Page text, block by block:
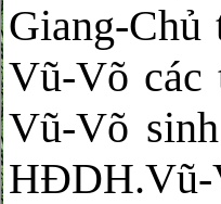
Giang-
Vũ-Võ các
Vũ-Võ
HĐDH.Vũ-